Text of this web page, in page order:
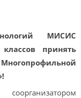
МИСИС
принять